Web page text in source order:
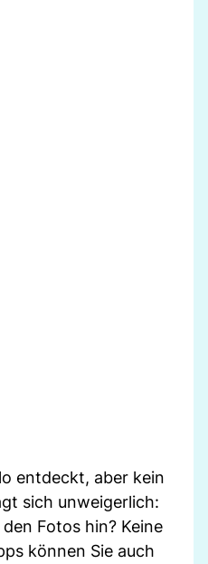
entdeckt, aber kein
sich unweigerlich:
Fotos hin? Keine
können Sie auch